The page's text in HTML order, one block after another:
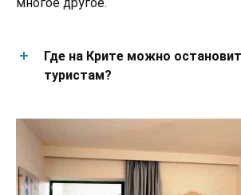
Где на Крите можно
туристам?